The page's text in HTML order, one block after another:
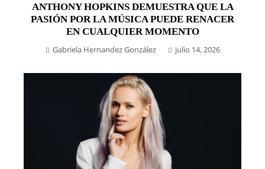
ANTHONY HOPKINS DEMUESTRA QUE LA
PASIÓN POR LA MÚSICA PUEDE RENACER
EN CUALQUIER MOMENTO
Gabriela Hernandez González julio 14, 2026